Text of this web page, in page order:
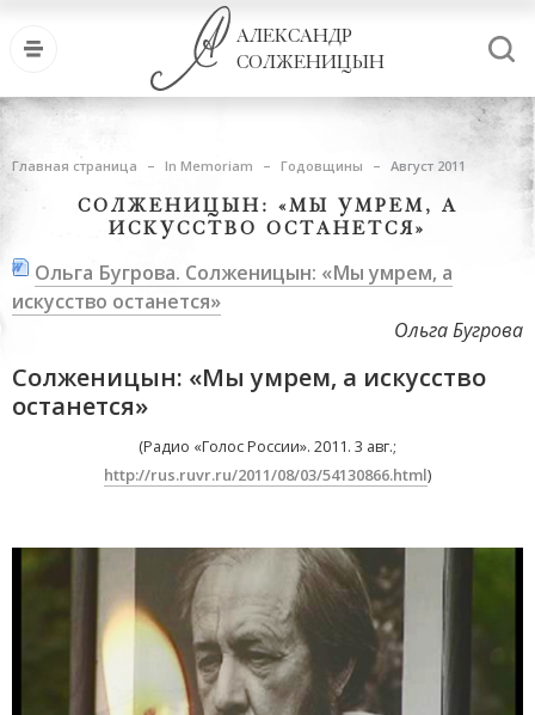
АЛЕКСАНДР
СОЛЖЕНИЦЫН
Главная страница In Memoriam Годовщины Август 2011
СОЛЖЕНИЦЫН: «МЫ УМРЕМ, А
ИСКУССТВО ОСТАНЕТСЯ»
Ольга Бугрова. Солженицын: «Мы умрем, а
искусство останется»
Ольга Бугрова
Солженицын: «Мы умрем, а искусство
останется»
(Радио «Голос России». 2011. 3 авг.;
http://rus.ruvr.ru/2011/08/03/54130866.html)